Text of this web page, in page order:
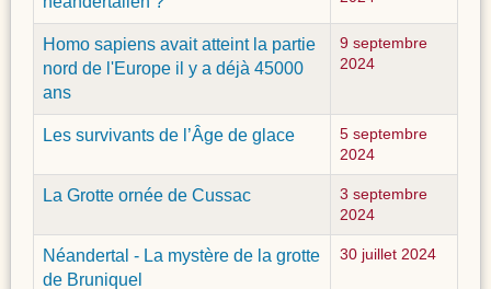
Homo sapiens avait atteint la partie
nord de l'Europe il y a déjà 45000
ans
9 septembre
2024
Les survivants de l’Âge de glace
5 septembre
2024
La Grotte ornée de Cussac
3 septembre
2024
Néandertal - La mystère de la grotte
de Bruniquel
30 juillet 2024